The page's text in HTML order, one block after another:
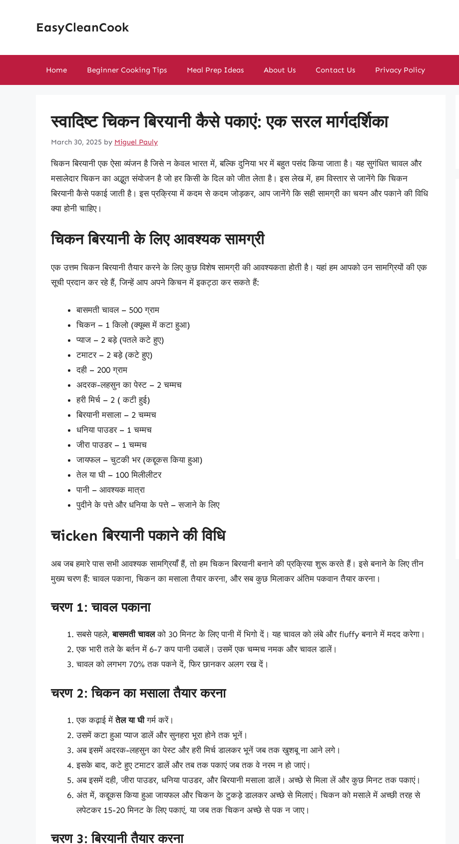
EasyCleanCook
Home Beginner Cooking Tips Meal Prep Ideas About Us Contact Us Privacy Policy
स्वादिष्ट चिकन बिरयानी कैसे पकाएं: एक सरल मार्गदर्शिका
March 30, 2025 by Miguel Pauly
चिकन बिरयानी एक ऐसा व्यंजन है जिसे न केवल भारत में, बल्कि दुनिया भर में बहुत पसंद किया जाता है। यह सुगंधित चावल और
मसालेदार चिकन का अद्भुत संयोजन है जो हर किसी के दिल को जीत लेता है। इस लेख में, हम विस्तार से जानेंगे कि चिकन
बिरयानी कैसे पकाई जाती है। इस प्रक्रिया में कदम से कदम जोड़कर, आप जानेंगे कि सही सामग्री का चयन और पकाने की विधि
क्या होनी चाहिए।
चिकन बिरयानी के लिए आवश्यक सामग्री
एक उत्तम चिकन बिरयानी तैयार करने के लिए कुछ विशेष सामग्री की आवश्यकता होती है। यहां हम आपको उन सामग्रियों की एक
सूची प्रदान कर रहे हैं, जिन्हें आप अपने किचन में इकट्ठा कर सकते हैं:
बासमती चावल – 500 ग्राम
चिकन – 1 किलो (क्यूब्स में कटा हुआ)
प्याज – 2 बड़े (पतले कटे हुए)
टमाटर – 2 बड़े (कटे हुए)
दही – 200 ग्राम
अदरक-लहसुन का पेस्ट – 2 चम्मच
हरी मिर्च – 2 ( कटी हुई)
बिरयानी मसाला – 2 चम्मच
धनिया पाउडर – 1 चम्मच
जीरा पाउडर – 1 चम्मच
जायफल – चुटकी भर (कद्दूकस किया हुआ)
तेल या घी – 100 मिलीलीटर
पानी – आवश्यक मात्रा
पुदीने के पत्ते और धनिया के पत्ते – सजाने के लिए
चicken बिरयानी पकाने की विधि
अब जब हमारे पास सभी आवश्यक सामग्रियाँ हैं, तो हम चिकन बिरयानी बनाने की प्रक्रिया शुरू करते हैं। इसे बनाने के लिए तीन
मुख्य चरण हैं: चावल पकाना, चिकन का मसाला तैयार करना, और सब कुछ मिलाकर अंतिम पकवान तैयार करना।
चरण 1: चावल पकाना
सबसे पहले,बासमती चावलको 30 मिनट के लिए पानी में भिगो दें। यह चावल को लंबे और fluffy बनाने में मदद करेगा।
एक भारी तले के बर्तन में 6-7 कप पानी उबालें। उसमें एक चम्मच नमक और चावल डालें।
चावल को लगभग 70% तक पकने दें, फिर छानकर अलग रख दें।
चरण 2: चिकन का मसाला तैयार करना
एक कढ़ाई मेंतेल या घीगर्म करें।
उसमें कटा हुआ प्याज डालें और सुनहरा भूरा होने तक भूनें।
अब इसमें अदरक-लहसुन का पेस्ट और हरी मिर्च डालकर भूनें जब तक खुशबू ना आने लगे।
इसके बाद, कटे हुए टमाटर डालें और तब तक पकाएं जब तक वे नरम न हो जाएं।
अब इसमें दही, जीरा पाउडर, धनिया पाउडर, और बिरयानी मसाला डालें। अच्छे से मिला लें और कुछ मिनट तक पकाएं।
अंत में, कद्दूकस किया हुआ जायफल और चिकन के टुकड़े डालकर अच्छे से मिलाएं। चिकन को मसाले में अच्छी तरह से
लपेटकर 15-20 मिनट के लिए पकाएं, या जब तक चिकन अच्छे से पक न जाए।
चरण 3: बिरयानी तैयार करना